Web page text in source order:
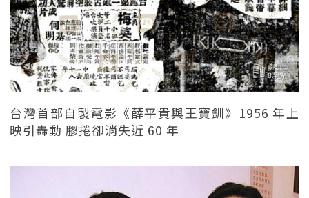
台灣首部自製電影《薛平貴與王寶釧》1956 年上
映引轟動 膠捲卻消失近 60 年